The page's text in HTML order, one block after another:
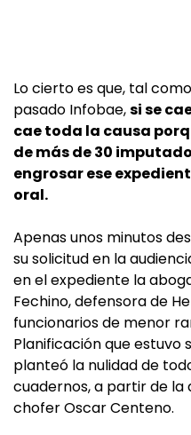
Lo cierto es que, tal
pasado Infobae,si se
cae toda la causa
de más de 30
engrosar ese
oral.
Apenas unos minutos
su solicitud en la
en el expediente la
Fechino, defensora de
funcionarios de menor
Planificación que estuvo
planteó la nulidad de
cuadernos, a partir de
chofer Oscar Centeno.